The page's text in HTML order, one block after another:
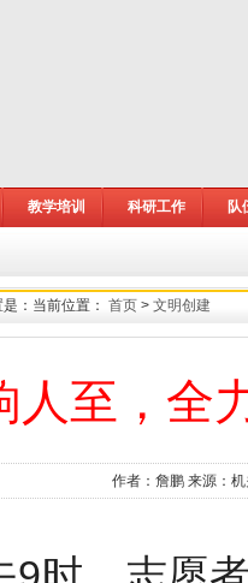
教学培训 科研工作 队
： 当前位置： 首页 > 文明创建
人至，全
作者：詹鹏 来源：